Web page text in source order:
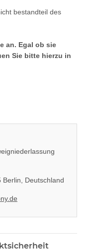
bestandteil des
an. Egal ob sie
Sie bitte hierzu in
Berlin, Deutschland